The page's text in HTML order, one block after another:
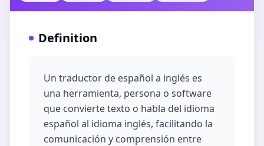
Definition
Un traductor de español a inglés es
una herramienta, persona o software
que convierte texto o habla del idioma
español al idioma inglés, facilitando la
comunicación y comprensión entre